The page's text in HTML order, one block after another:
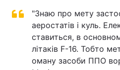
Зброя
Здоров'я
"Знаю про мету
аеростатів і куль.
ставиться, в
літаків F-16. Тобто
оману засоби ППО